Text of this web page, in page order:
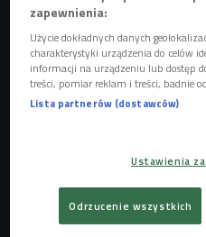
Kontrowersje wokół Oscarów i
Festiwalu w Wenecji w 2019
się odbyć w marcu, jednak
dystrybutorów.
zapewnienia:
Użycie dokładnych danych
charakterystyki urządzenia do celów
informacji na urządzeniu lub dostęp
treści, pomiar reklam i treści, badnie
Lista partnerów (dostawców)
Ustawienia
Odrzucenie wszystkich